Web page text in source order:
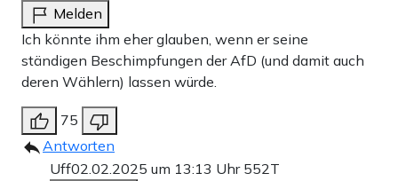
Melden
Ich könnte ihm eher glauben, wenn er seine
ständigen Beschimpfungen der AfD (und damit auch
deren Wählern) lassen würde.
75
Antworten
Uff02.02.2025 um 13:13 Uhr 552T